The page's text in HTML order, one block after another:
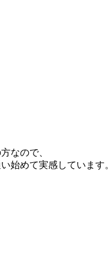
なので、
始めて実感しています。